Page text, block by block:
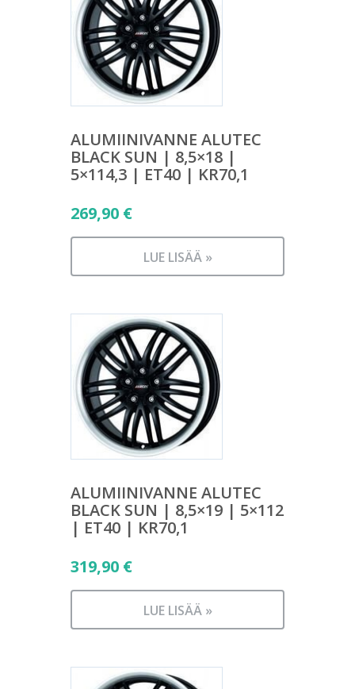
ALUMIINIVANNE ALUTEC
BLACK SUN | 8,5×18 |
5×114,3 | ET40 | KR70,1
269,90 €
LUE LISÄÄ »
ALUMIINIVANNE ALUTEC
BLACK SUN | 8,5×19 | 5×112
| ET40 | KR70,1
319,90 €
LUE LISÄÄ »